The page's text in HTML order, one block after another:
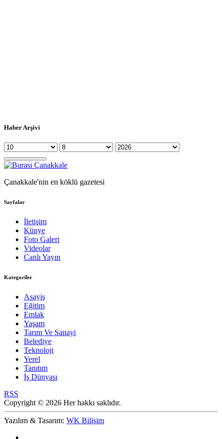
Haber Arşivi
Çanakkale'nin en köklü gazetesi
Sayfalar
İletişim
Künye
Foto Galeri
Videolar
Canlı Yayın
Kategoriler
Asayiş
Eğitim
Emlak
Yaşam
Tarım Ve Sanayi
Belediye
Teknoloji
Yerel
Tanıtım
İş Dünyası
RSS
Copyright © 2026 Her hakkı saklıdır.
Yazılım & Tasarım: WK Bilişim